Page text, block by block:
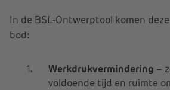
In de BSL-Ontwerptool komen
bod:
Werkdrukvermindering –
voldoende tijd en ruimte